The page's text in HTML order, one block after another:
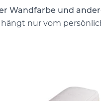
Wandfarbe und
hängt nur vom